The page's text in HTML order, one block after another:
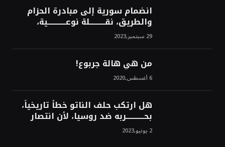
انضمام سورية إلى مبادرة الحزام
والطريق، نقــــــــــلة نوعــــــــــــية،
استراتيجية، تاريخية، نهائية، نحو
الشرق!محمد محسن29 سبتمبر,2023
من هي هالة جربوع!
6 أغسطس,2020
هل ارتكب حلف الناتو خطأً تاريخياً،
بحــــــــــــربه ضد روسيا، لأن انتصار
روسيا الحتمي، سيفتت الناتو!محمد
محسن 2 يونيو,2023